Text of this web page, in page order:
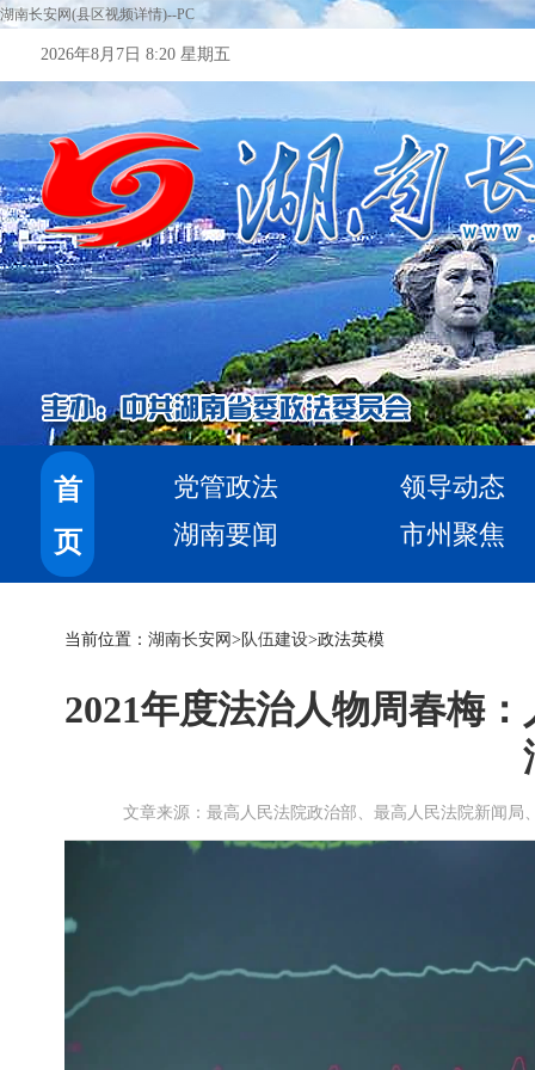
湖南长安网(县区视频详情)--PC
2026年8月7日 8:20 星期五
首
页
党管政法
领导动态
湖南要闻
市州聚焦
当前位置： 湖南长安网 > 队伍建设>政法英模
2021年度法治人物周春梅
文章来源：最高人民法院政治部、最高人民法院新闻